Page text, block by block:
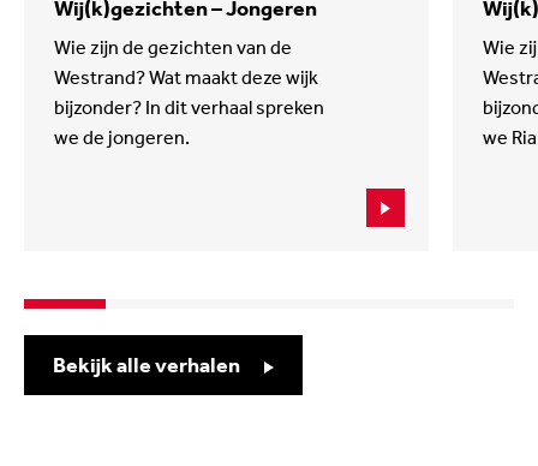
Wij(k)gezichten – Jongeren
Wie zijn de gezichten van de
Westrand? Wat maakt deze wijk
bijzonder? In dit verhaal spreken
we de jongeren.
Wie
we
Bekijk alle verhalen